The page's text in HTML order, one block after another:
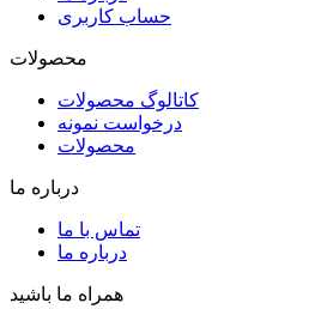
حساب کاربری
محصولات
کاتالوگ محصولات
درخواست نمونه
محصولات
درباره ما
تماس با ما
درباره ما
همراه ما باشید